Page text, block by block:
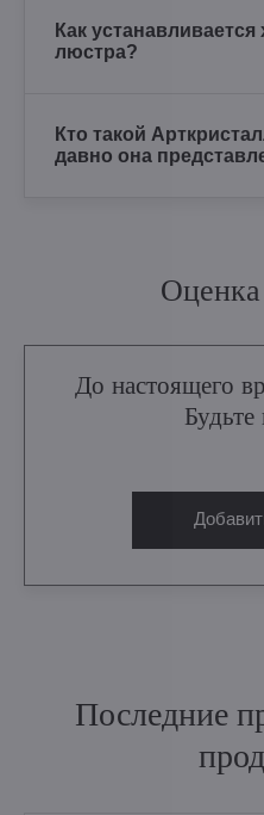
Как устанавливается
люстра?
Кто такой
давно она
До настоящего
Последние